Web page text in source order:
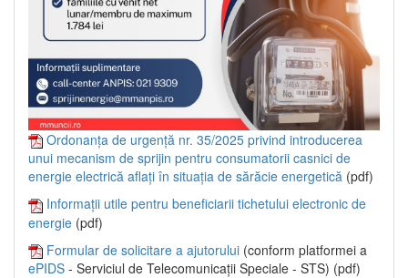
Ordonanța de urgență nr. 35/2025 privind introducerea
unui mecanism de sprijin pentru consumatorii casnici de
energie electrică aflați în situația de sărăcie energetică (pdf)
Informații utile pentru beneficiarii tichetului electronic de
energie (pdf)
Formular de solicitare a ajutorului (conform platformei a
ePIDS - Serviciul de Telecomunicații Speciale - STS) (pdf)